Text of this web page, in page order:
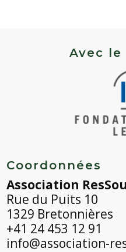
Avec
Coordonnées
Association
Rue du Puits 10
1329 Bretonnières
+41 24 453 12 91
info@association-